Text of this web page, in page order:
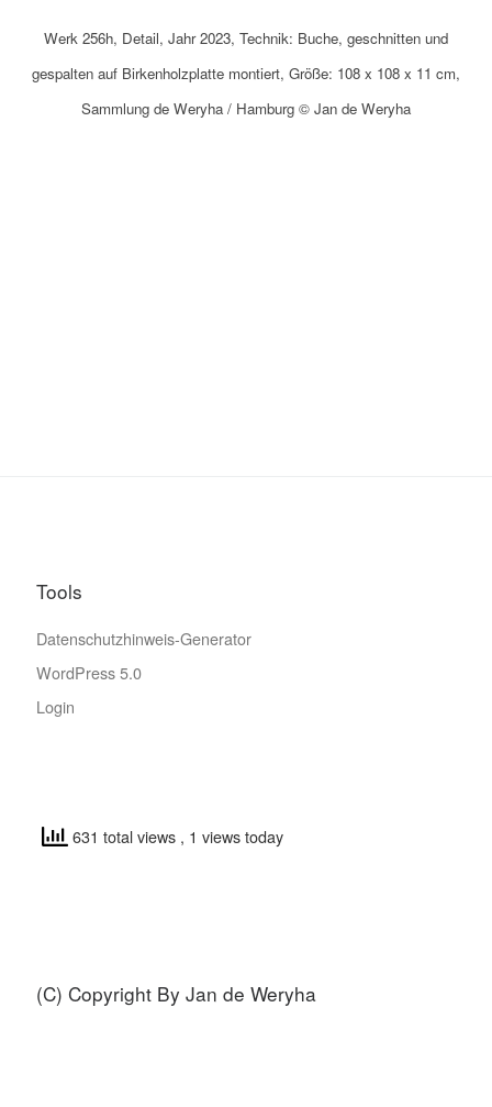
Werk 256h, Detail, Jahr 2023, Technik: Buche, geschnitten und
gespalten auf Birkenholzplatte montiert, Größe: 108 x 108 x 11 cm,
Sammlung de Weryha / Hamburg © Jan de Weryha
Tools
Datenschutzhinweis-Generator
WordPress 5.0
Login
631 total views , 1 views today
(C) Copyright By Jan de Weryha